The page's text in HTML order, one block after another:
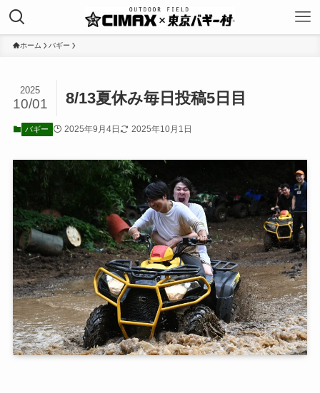
ホーム バギー
8/13夏休み毎日投稿5日目
2025
10/01
バギー 2025年9月4日 2025年10月1日